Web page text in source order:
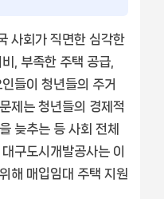
사회가 직면한 심각한
, 부족한 주택 공급,
들이 청년들의 주거
제는 청년들의 경제적
늦추는 등 사회 전체
구도시개발공사는 이
해 매입임대 주택 지원